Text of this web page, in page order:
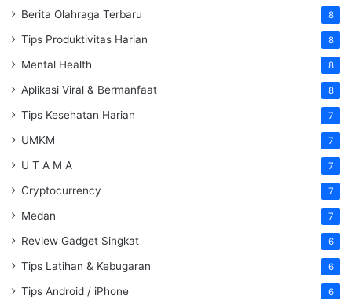
Berita Olahraga Terbaru 8
Tips Produktivitas Harian 8
Mental Health 8
Aplikasi Viral & Bermanfaat 8
Tips Kesehatan Harian 7
UMKM 7
U T A M A 7
Cryptocurrency 7
Medan 7
Review Gadget Singkat 6
Tips Latihan & Kebugaran 6
Tips Android / iPhone 6